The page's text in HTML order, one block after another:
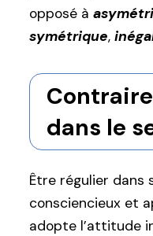
opposé à
symétrique,
dans le
Être régulier dans
consciencieux et
adopte l’attitude